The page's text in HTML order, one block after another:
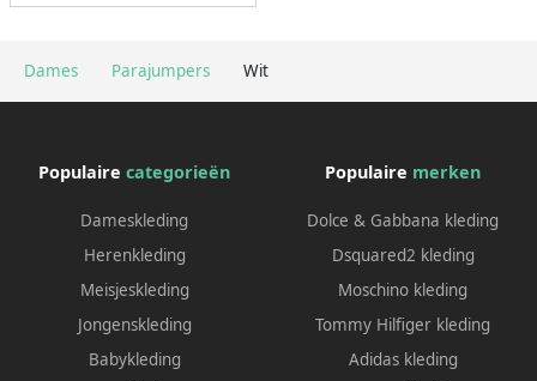
Dames Parajumpers Wit
Populaire categorieën
Dameskleding
Herenkleding
Meisjeskleding
Jongenskleding
Babykleding
Populaire merken
Dolce & Gabbana kleding
Dsquared2 kleding
Moschino kleding
Tommy Hilfiger kleding
Adidas kleding